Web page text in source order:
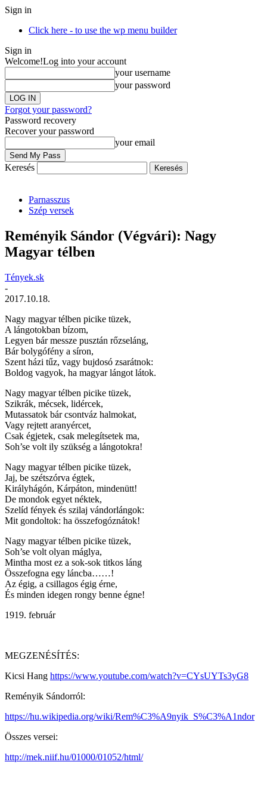
Sign in
Click here - to use the wp menu builder
Sign in
Welcome!Log into your account
your username
your password
Forgot your password?
Password recovery
Recover your password
your email
Keresés
Parnasszus
Szép versek
Reményik Sándor (Végvári): Nagy
Magyar télben
Tények.sk
-
2017.10.18.
Nagy magyar télben picike tüzek,
A lángotokban bízom,
Legyen bár messze pusztán rőzseláng,
Bár bolygófény a síron,
Szent házi tűz, vagy bujdosó zsarátnok:
Boldog vagyok, ha magyar lángot látok.
Nagy magyar télben picike tüzek,
Szikrák, mécsek, lidércek,
Mutassatok bár csontváz halmokat,
Vagy rejtett aranyércet,
Csak égjetek, csak melegítsetek ma,
Soh’se volt ily szükség a lángotokra!
Nagy magyar télben picike tüzek,
Jaj, be szétszórva égtek,
Királyhágón, Kárpáton, mindenütt!
De mondok egyet néktek,
Szelíd fények és szilaj vándorlángok:
Mit gondoltok: ha összefogóznátok!
Nagy magyar télben picike tüzek,
Soh’se volt olyan máglya,
Mintha most ez a sok-sok titkos láng
Összefogna egy láncba……!
Az égig, a csillagos égig érne,
És minden idegen rongy benne égne!
február
MEGZENÉSÍTÉS:
Kicsi Hang https://www.youtube.com/watch?v=CYsUYTs3yG8
Reményik Sándorról:
https://hu.wikipedia.org/wiki/Rem%C3%A9nyik_S%C3%A1ndor
Összes versei:
http://mek.niif.hu/01000/01052/html/